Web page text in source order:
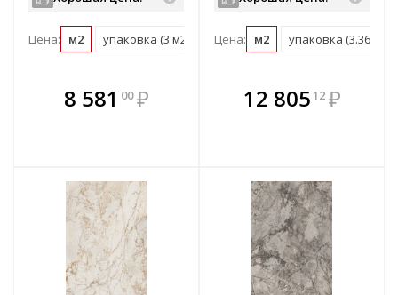
Цена: м2 упаковка (3 м2) поддон (39 м2)
8 581 00 ₽
В комплекте
всегда выгоднее!
Цена: м2 упаковка (3.36 м2)
В комплекте
всегда выгоднее!
12 805 12 ₽